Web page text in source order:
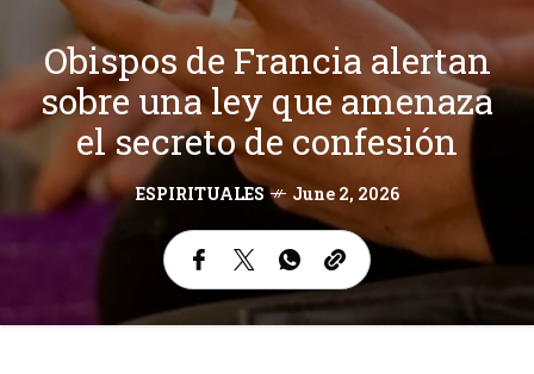
Obispos de Francia alertan
sobre una ley que amenaza
el secreto de confesión
ESPIRITUALES June 2, 2026